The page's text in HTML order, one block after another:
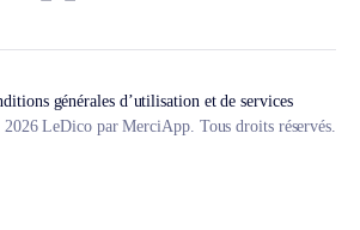
générales d’utilisation et de services
LeDico par MerciApp. Tous droits réservés.